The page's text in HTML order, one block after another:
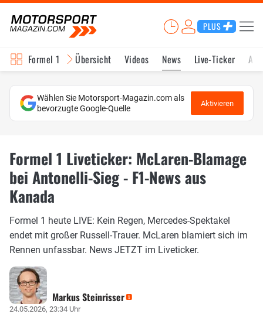
PLUS
Formel 1 Übersicht Videos News Live-Ticker
Wählen Sie Motorsport-Magazin.com als
bevorzugte Google-Quelle
Aktivieren
Formel 1 Liveticker: McLaren-Blamage
bei Antonelli-Sieg - F1-News aus
Kanada
Formel 1 heute LIVE: Kein Regen, Mercedes-Spektakel
endet mit großer Russell-Trauer. McLaren blamiert sich im
Rennen unfassbar. News JETZT im Liveticker.
Markus Steinrisser
24.05.2026, 23:34 Uhr